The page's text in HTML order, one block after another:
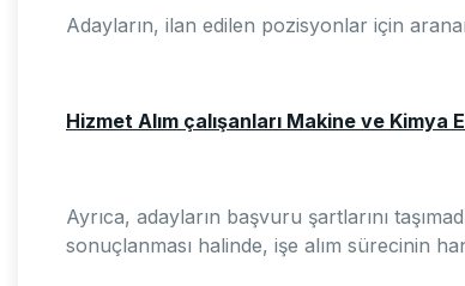
Adayların, ilan edilen pozisyonlar için
Hizmet Alım çalışanları Makine ve
Ayrıca, adayların başvuru şartlarını
sonuçlanması halinde, işe alım sürecinin